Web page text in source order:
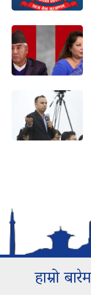
हाम्रो